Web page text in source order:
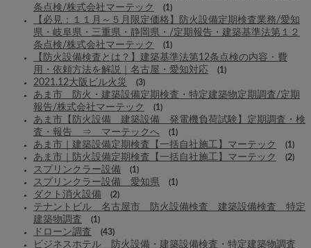
条点検/株式会社マーテック
(1)
【必見：１１月～５月限定価格】防火設備定期検査業務/愛知
県・岐阜県・三重県・静岡県・/定期報告・建築基準法第１２
条点検/株式会社マーテック
(1)
【防火設備検査とは？】建築基準法第12条点検の内容・費
用・依頼方法を解説｜名古屋・愛知対応
(1)
2021.12大阪ビル火災 (3)
あま市 防火・建築設備定期検査・特定建築物定期調査/定期
報告/株式会社マーテック
(1)
あま市【防火設備 建築設備 発電機負荷試験】定期調査・検
査・報告 ⇒ マーテックへ
(1)
あま市｜建築設備定期検査【一括自社施工】マーテック (1)
あま市｜防火設備定期検査【一括自社施工】マーテック (2)
スプリンクラー設備 (1)
スプリンクラー設備 愛知県 (1)
ダクト消火設備 (2)
テナントビル 名古屋市 防火設備検査 建築設備検査 特定
建築物調査
(1)
ドローン調査 (43)
ビジネスホテル 防火設備・建築設備検査・特定建築物調査